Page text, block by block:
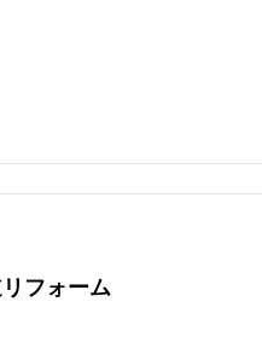
フォーム